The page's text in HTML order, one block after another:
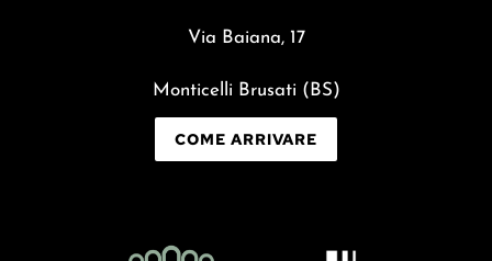
Via Baiana, 17
Monticelli Brusati (BS)
COME ARRIVARE